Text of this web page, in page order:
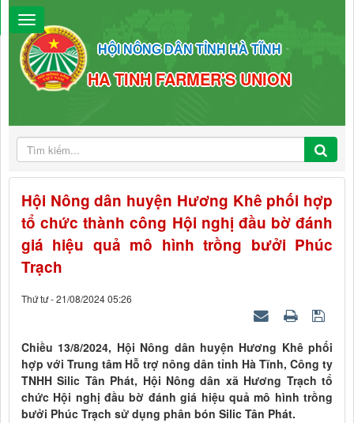
HỘI NÔNG DÂN TỈNH HÀ TĨNH
HA TINH FARMER'S UNION
Hội Nông dân huyện Hương Khê phối hợp
tổ chức thành công Hội nghị đầu bờ đánh
giá hiệu quả mô hình trồng bưởi Phúc
Trạch
Thứ tư - 21/08/2024 05:26
Chiều 13/8/2024, Hội Nông dân huyện Hương Khê phối
hợp với Trung tâm Hỗ trợ nông dân tỉnh Hà Tĩnh, Công ty
TNHH Silic Tân Phát, Hội Nông dân xã Hương Trạch tổ
chức Hội nghị đầu bờ đánh giá hiệu quả mô hình trồng
bưởi Phúc Trạch sử dụng phân bón Silic Tân Phát.